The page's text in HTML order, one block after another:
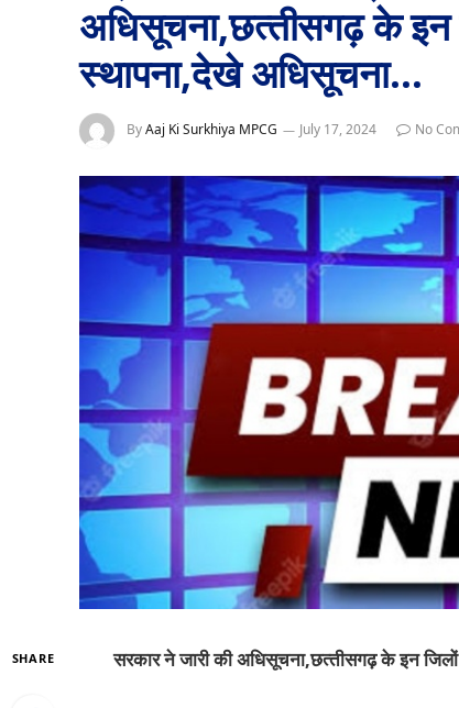
अधिसूचना,छत्‍तीसगढ़ के इन
स्‍थापना,देखे अधिसूचना…
ByAaj Ki Surkhiya MPCG July 17, 2024 No
SHARE सरकार ने जारी की अधिसूचना,छत्‍तीसगढ़ के इन